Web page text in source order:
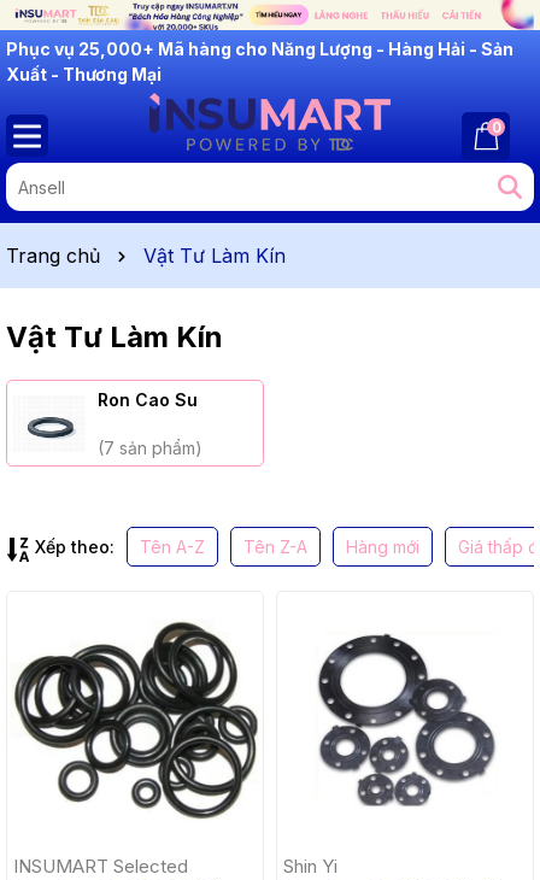
INSUMART: Lắng Nghe - Thấu Hiểu - Cải Tiến
Phục vụ 25,000+ Mã hàng cho Năng Lượng - Hàng Hải - Sản
Xuất - Thương Mại
0
Trang chủ Vật Tư Làm Kín
Vật Tư Làm Kín
Ron Cao Su
(7 sản phẩm)
Xếp theo: Tên A-Z Tên Z-A Hàng mới Giá thấp
INSUMART Selected Shin Yi